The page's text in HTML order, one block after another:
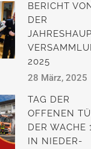
BERICHT
DER
2025
28 März, 2025
TAG DER
OFFENEN
DER WACHE
IN NIEDER-